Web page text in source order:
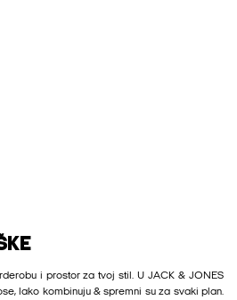
i prostor za tvoj stil. U JACK & JONES
lako kombinuju & spremni su za svaki plan.